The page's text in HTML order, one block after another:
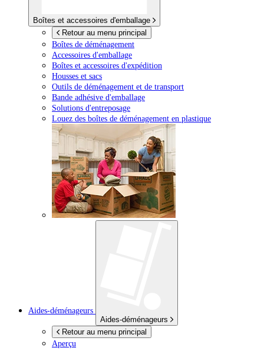
Boîtes et accessoires d'emballage
Retour au menu principal
Boîtes de déménagement
Accessoires d'emballage
Boîtes et accessoires d'expédition
Housses et sacs
Outils de déménagement et de transport
Bande adhésive d'emballage
Solutions d'entreposage
Louez des boîtes de déménagement en plastique
Aides-déménageurs
Aides-déménageurs
Retour au menu principal
Aperçu